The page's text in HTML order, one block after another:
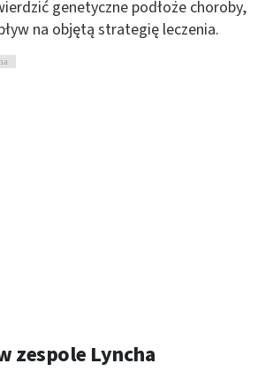
genetyczne podłoże choroby,
na objętą strategię leczenia.
zespole Lyncha